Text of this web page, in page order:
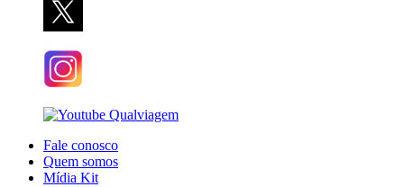
Fale conosco
Quem somos
Mídia Kit